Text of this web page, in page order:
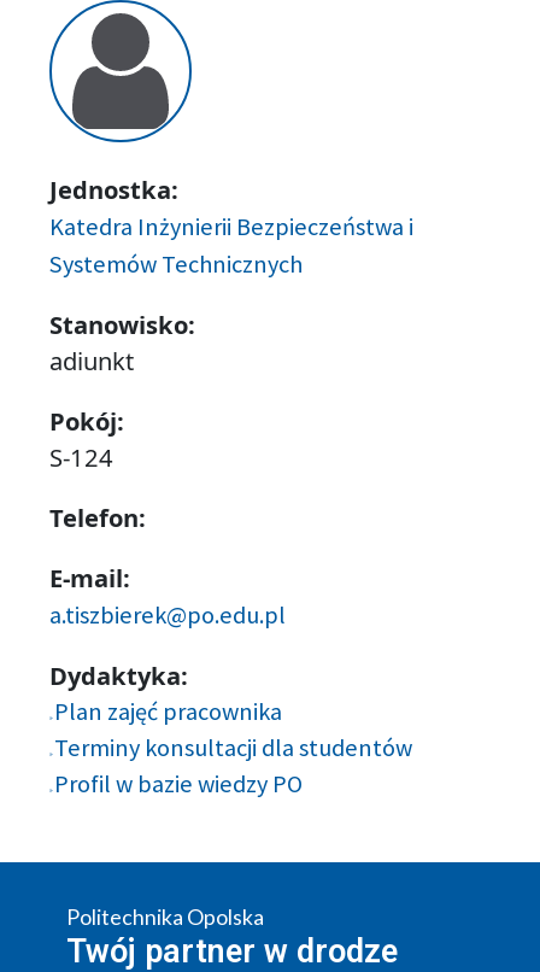
Jednostka:
Katedra Inżynierii Bezpieczeństwa i
Systemów Technicznych
Stanowisko:
adiunkt
Pokój:
S-124
Telefon:
E-mail:
a.tiszbierek@po.edu.pl
Dydaktyka:
Plan zajęć pracownika
Terminy konsultacji dla studentów
Profil w bazie wiedzy PO
Politechnika Opolska
Twój partner w drodze